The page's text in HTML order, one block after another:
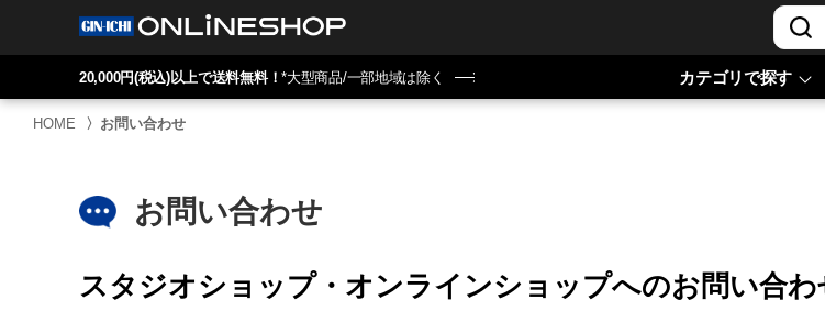
20,000円(税込)以上で送料無料！*大型商品/一部地域は除く カテゴリで探す
HOME 〉 お問い合わせ
お問い合わせ
スタジオショップ・オンラインショップへのお問い合わ